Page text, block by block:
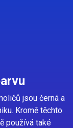
jsou černá a
Kromě těchto
používá také